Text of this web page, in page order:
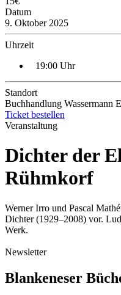
Datum
9. Oktober 2025
Uhrzeit
19:00 Uhr
Standort
Buchhandlung Wassermann
Ticket bestellen
Veranstaltung
Dichter der
Rühmkorf
Werner Irro und Pascal
Dichter (1929–2008) vor.
Werk.
Newsletter
Blankeneser